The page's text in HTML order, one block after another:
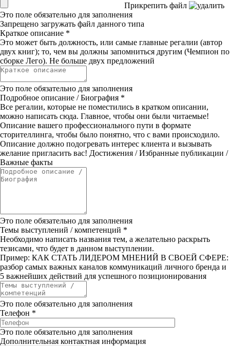
Прикрепить файл
Это поле обязательно для заполнения
Запрещено загружать файл данного типа
Краткое описание *
Это может быть должность, или самые главные регалии (автор
двух книг); то, чем вы должны запомниться другим (Чемпион по
сборке Лего). Не больше двух предложений
Это поле обязательно для заполнения
Подробное описание / Биография *
Все регалии, которые не поместились в кратком описании,
можно написать сюда. Главное, чтобы они были читаемые!
Описание вашего профессионального пути в формате
сторителлинга, чтобы было понятно, что с вами происходило.
Описание должно подогревать интерес клиента и вызывать
желание пригласить вас! Достижения / Избранные публикации /
Важные факты
Это поле обязательно для заполнения
Темы выступлений / компетенций *
Необходимо написать названия тем, а желательно раскрыть
тезисами, что будет в данном выступлении.
Пример: КАК СТАТЬ ЛИДЕРОМ МНЕНИЙ В СВОЕЙ СФЕРЕ:
разбор самых важных каналов коммуникаций личного бренда и
5 важнейших действий для успешного позиционирования
Это поле обязательно для заполнения
Телефон *
Это поле обязательно для заполнения
Дополнительная контактная информация